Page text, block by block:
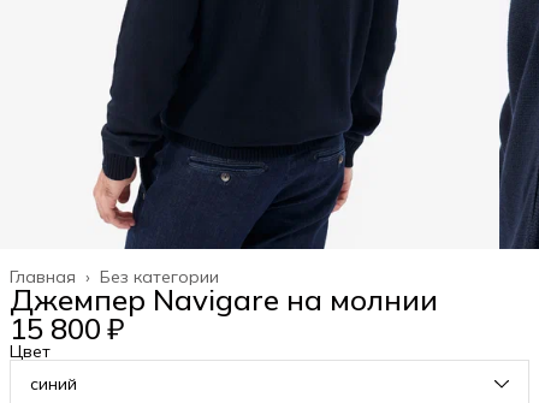
Без категории
Главная ›
Джемпер Navigare на молнии
15 800 ₽
Цвет
синий